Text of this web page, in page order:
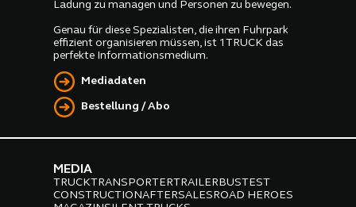
Ladung zu managen und Personen zu bewegen.
Genau für diese Spezialisten, die ihren Fuhrpark
effizient organisieren müssen, ist 1TRUCK das
perfekte Informationsmedium.
Mediadaten
Bestellung / Abo
MEDIA
TRUCKTRANSPORTERTRAILERBUSTEST
CONSTRUCTIONAFTERSALESROAD HEROES